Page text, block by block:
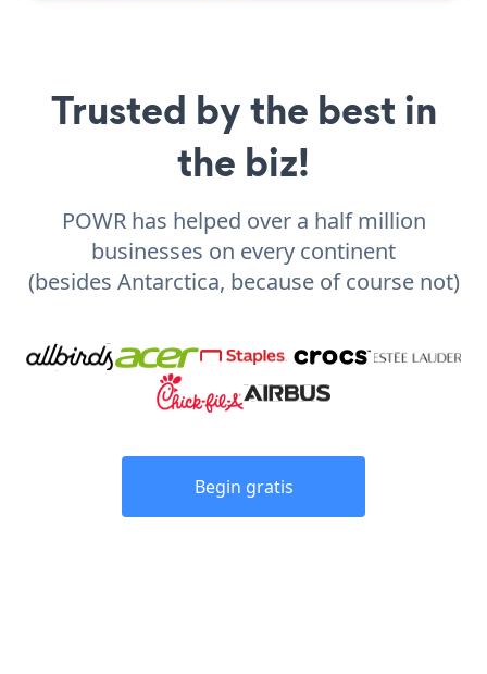
Trusted by the best in
the biz!
POWR has helped over a half million
businesses on every continent
(besides Antarctica, because of course not)
Begin gratis